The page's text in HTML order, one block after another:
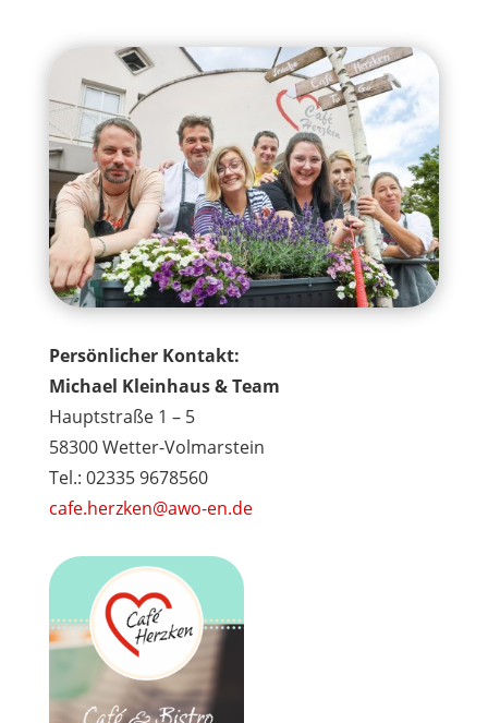
Persönlicher Kontakt:
Michael Kleinhaus & Team
Hauptstraße 1 – 5
58300 Wetter-Volmarstein
Tel.: 02335 9678560
cafe.herzken@awo-en.de